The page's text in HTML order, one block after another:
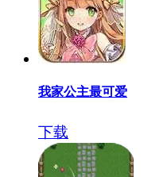
我家公主最可爱
下载